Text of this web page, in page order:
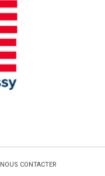
NOUS CONTACTER